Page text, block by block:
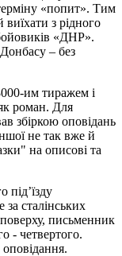
«попит». Тим
з рідного
«ДНР».
– без
им тиражем і
роман. Для
збіркою оповідань
не так вже й
на описові та
сталінських
письменник
- четвертого.